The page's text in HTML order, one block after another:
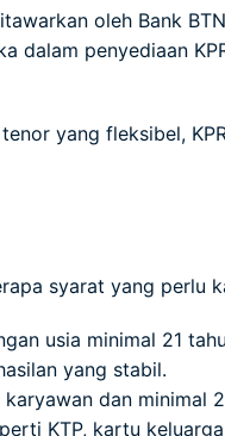
oleh Bank
dalam penyediaan
yang fleksibel,
syarat yang perlu
usia minimal 21
yang stabil.
dan minimal
KTP, kartu